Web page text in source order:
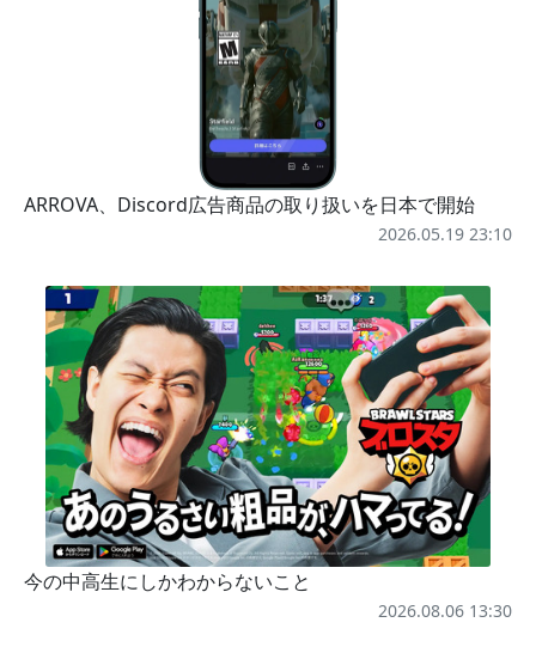
ARROVA、Discord広告商品の取り扱いを日本で開始
2026.05.19 23:10
今の中高生にしかわからないこと
2026.08.06 13:30